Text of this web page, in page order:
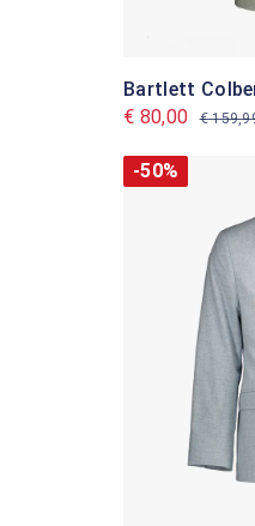
Bartlett
€ 80,00
€
-50%